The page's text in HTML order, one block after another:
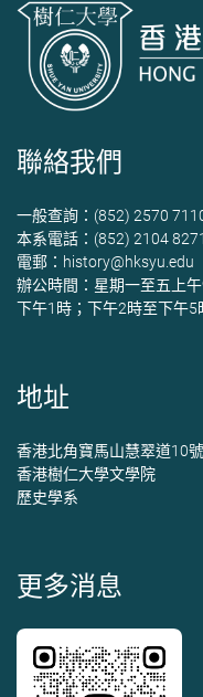
聯絡我們
一般查詢：(852) 2570
本系電話：(852) 2104 8271
電郵： history@hksyu.edu
辦公時間：星期一至五上
下午1時；下午2時至下午5
地址
香港北角寶馬山慧翠道10號
香港樹仁大學文學院
歷史學系
更多消息